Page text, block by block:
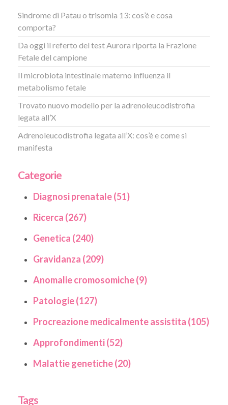
Sindrome di Patau o trisomia 13: cos’è e cosa
comporta?
Da oggi il referto del test Aurora riporta la Frazione
Fetale del campione
Il microbiota intestinale materno influenza il
metabolismo fetale
Trovato nuovo modello per la adrenoleucodistrofia
legata all’X
Adrenoleucodistrofia legata all’X: cos’è e come si
manifesta
Categorie
Diagnosi prenatale (51)
Ricerca (267)
Genetica (240)
Gravidanza (209)
Anomalie cromosomiche (9)
Patologie (127)
Procreazione medicalmente assistita (105)
Approfondimenti (52)
Malattie genetiche (20)
Tags